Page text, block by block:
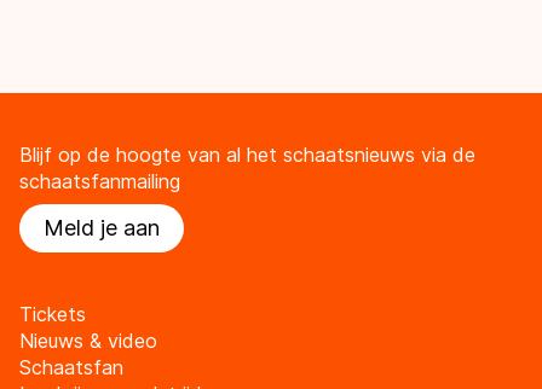
Blijf op de hoogte van al het schaatsnieuws via de
schaatsfanmailing
Meld je aan
Tickets
Nieuws & video
Schaatsfan